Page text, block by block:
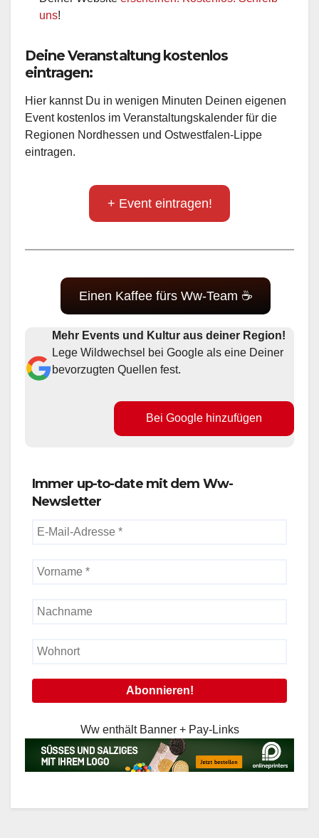
uns!
Deine Veranstaltung kostenlos
eintragen:
Hier kannst Du in wenigen Minuten Deinen eigenen
Event kostenlos im Veranstaltungskalender für die
Regionen Nordhessen und Ostwestfalen-Lippe
eintragen.
+ Event eintragen!
Einen Kaffee fürs Ww-Team ☕
Mehr Events und Kultur aus deiner Region!
Lege Wildwechsel bei Google als eine Deiner
bevorzugten Quellen fest.
Bei Google hinzufügen
Immer up-to-date mit dem Ww-
Newsletter
Ww enthält Banner + Pay-Links